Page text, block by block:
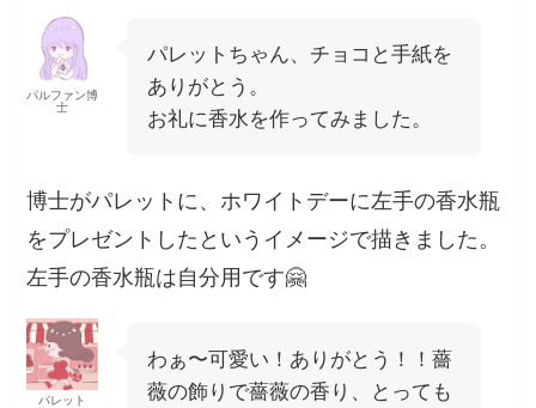
パルファン博
士
パレットちゃん、チョコと手紙を
ありがとう。
お礼に香水を作ってみました。
博士がパレットに、ホワイトデーに左手の香水瓶
をプレゼントしたというイメージで描きました。
左手の香水瓶は自分用です🤗
パレット
わぁ〜可愛い！ありがとう！！薔
薇の飾りで薔薇の香り、とっても